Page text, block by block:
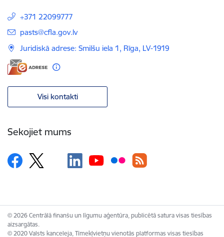
+371 22099777
E-pasts:
pasts@cfla.gov.lv
Juridiskā adrese: Smilšu iela 1, Rīga, LV-1919
Visi kontakti
Sekojiet mums
© 2026 Centrālā finanšu un līgumu aģentūra, publicētā satura visas tiesības
aizsargātas.
© 2020 Valsts kanceleja, Tīmekļvietņu vienotās platformas visas tiesības